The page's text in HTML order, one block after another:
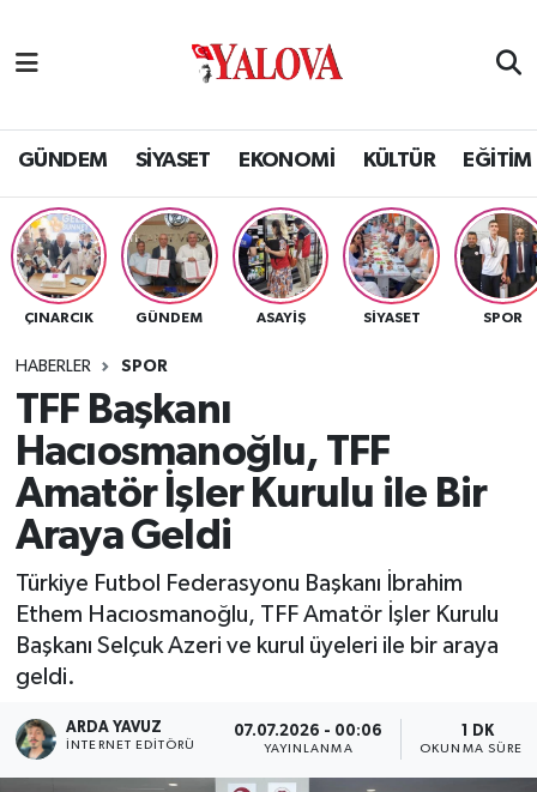
GÜNDEM SİYASET EKONOMİ KÜLTÜR EĞİTİM
ÇINARCIK GÜNDEM ASAYİŞ SİYASET SPOR
HABERLER SPOR
TFF Başkanı
Hacıosmanoğlu, TFF
Amatör İşler Kurulu ile Bir
Araya Geldi
Türkiye Futbol Federasyonu Başkanı İbrahim
Ethem Hacıosmanoğlu, TFF Amatör İşler Kurulu
Başkanı Selçuk Azeri ve kurul üyeleri ile bir araya
geldi.
ARDA YAVUZ
İNTERNET EDITÖRÜ
07.07.2026 - 00:06
YAYINLANMA
1 DK
OKUNMA SÜRESI
SİYASET
EKONOMİ
KÜLTÜR
BİLİM VE TEKNOLOJİ
ASAYİŞ
SAĞLIK
SPOR
ULUSAL
Yalova Nöbetçi Eczaneler
Yalova Hava Durumu
Yalova Namaz Vakitleri
Yalova Trafik Yoğunluk Haritası
Tüm Manşetler
Son Dakika Haberleri
Haber Arşivi